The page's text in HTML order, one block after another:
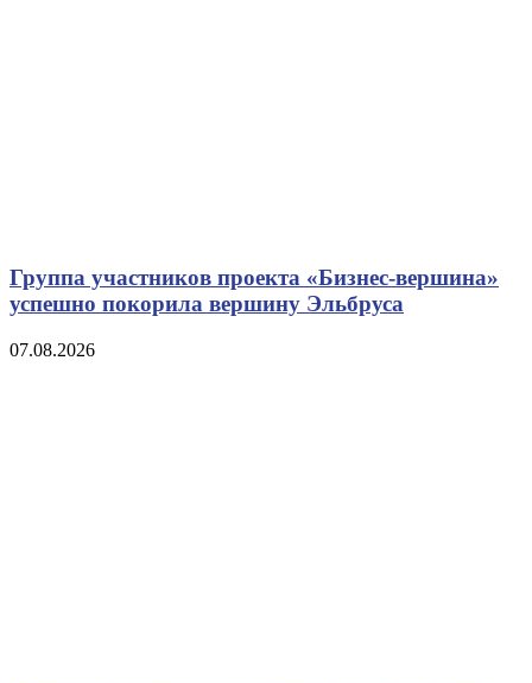
Группа участников проекта «Бизнес‑вершина»
успешно покорила вершину Эльбруса
07.08.2026